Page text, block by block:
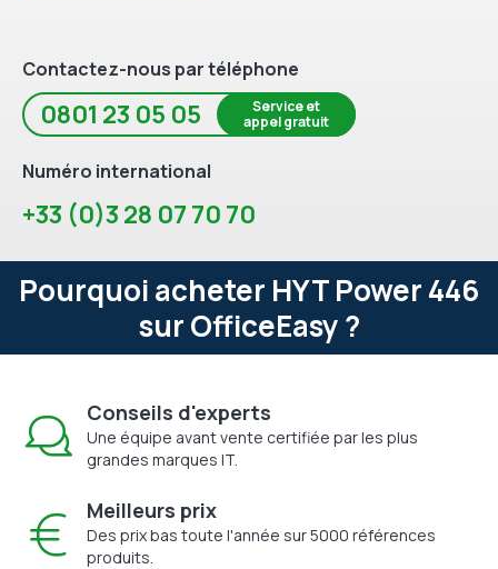
Contactez-nous par téléphone
0801 23 05 05
Service et
appel gratuit
Numéro international
+33 (0)3 28 07 70 70
Pourquoi acheter HYT Power 446
sur OfficeEasy ?
Conseils d'experts
Une équipe avant vente certifiée par les plus
grandes marques IT.
Meilleurs prix
Des prix bas toute l'année sur 5000 références
produits.